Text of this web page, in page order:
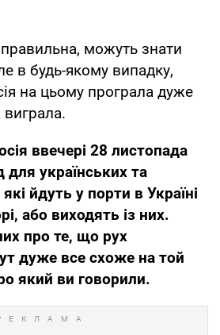
правильна, можуть знати
в будь-якому випадку,
на цьому програла дуже
виграла.
ввечері 28 листопада
для українських та
йдуть у порти в Україні
або виходять із них.
про те, що рух
дуже все схоже на той
який ви говорили.